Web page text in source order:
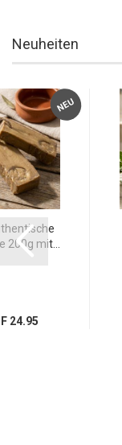
Neuheiten
NEU
200g mit...
24.95